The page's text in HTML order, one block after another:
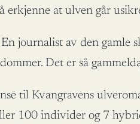
erkjenne at ulven går
journalist av den
Det er så
til Kvangravens
100 individer og 7